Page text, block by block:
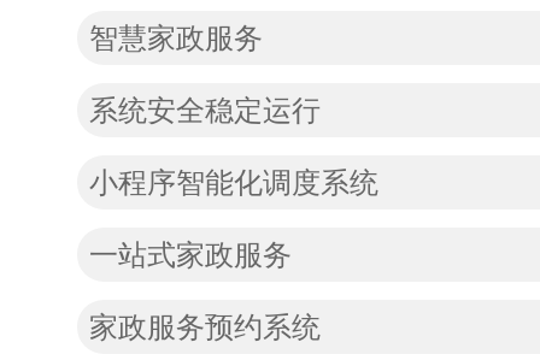
智慧家政服务
系统安全稳定运行
小程序智能化调度系统
一站式家政服务
家政服务预约系统